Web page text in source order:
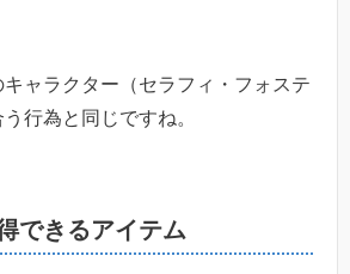
ャラクター（セラフィ・フォステ
行為と同じですね。
できるアイテム